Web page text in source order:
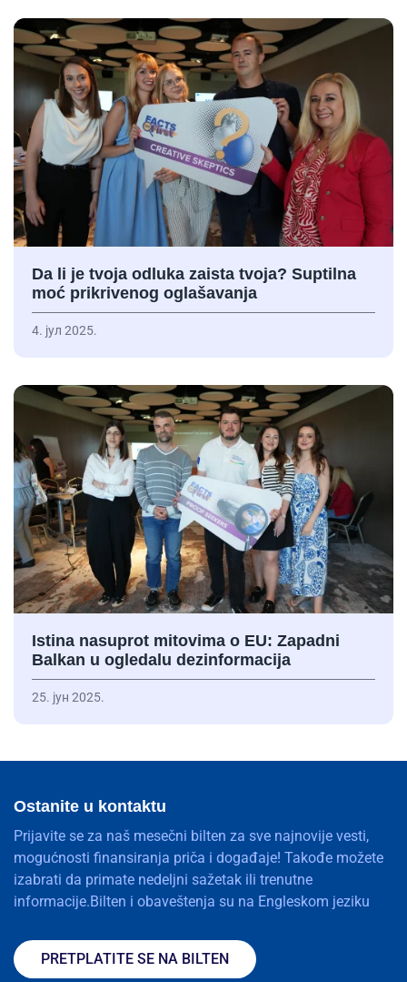
Da li je tvoja odluka zaista tvoja? Suptilna
moć prikrivenog oglašavanja
4. јул 2025.
Istina nasuprot mitovima o EU: Zapadni
Balkan u ogledalu dezinformacija
25. јун 2025.
Ostanite u kontaktu
Prijavite se za naš mesečni bilten za sve najnovije vesti,
mogućnosti finansiranja priča i događaje! Takođe možete
izabrati da primate nedeljni sažetak ili trenutne
informacije.Bilten i obaveštenja su na Engleskom jeziku
PRETPLATITE SE NA BILTEN